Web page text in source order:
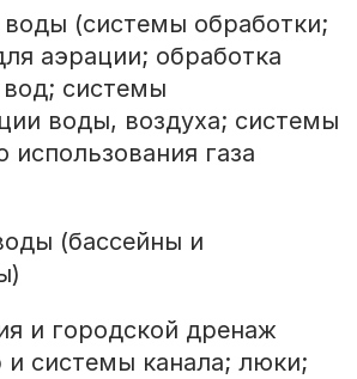
(системы обработки;
аэрации; обработка
системы
воды, воздуха; системы
использования газа
(бассейны и
и городской дренаж
и системы канала; люки;